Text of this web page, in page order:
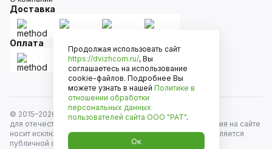
Доставка
Оплата
© 2015–2026
Движком — сеть магазинов автозапчастей
для отечественных автомобилей и иномарок. Информация на сайте
носит исключительно информационный характер и не является
публичной офертой, определяемой положениями
Продолжая использовать сайт
https://dvizhcom.ru/, Вы
соглашаетесь на использование
cookie-файлов. Подробнее Вы
можете узнать в нашей Политике в
отношении обработки
персональных данных
пользователей сайта ООО "РАТ".
Ок